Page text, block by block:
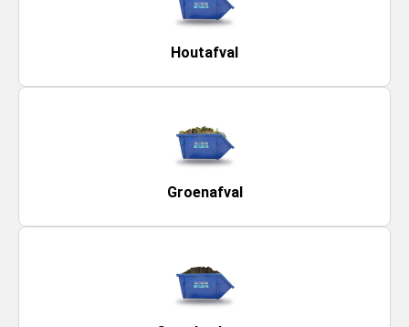
Houtafval
Groenafval